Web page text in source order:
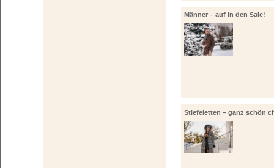
Männer – auf in den Sale!
Stiefeletten – ganz schön